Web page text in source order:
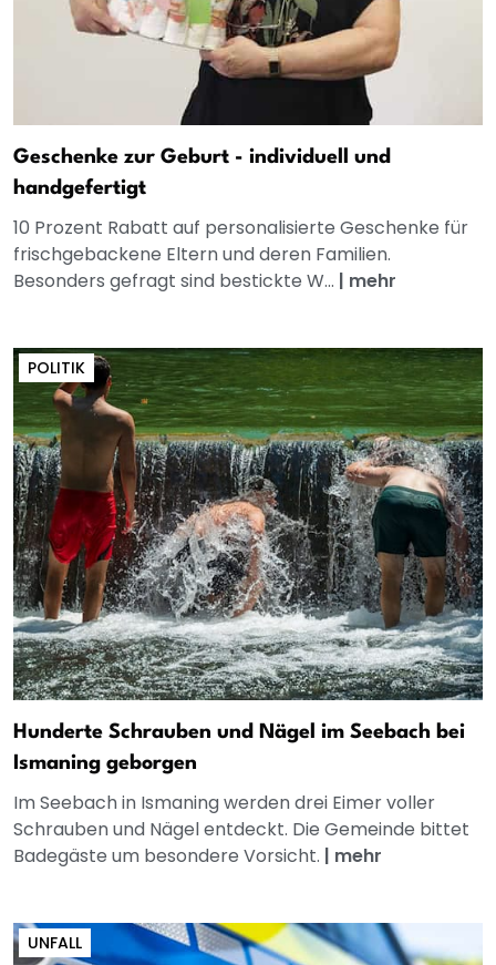
Geschenke zur Geburt - individuell und
handgefertigt
10 Prozent Rabatt auf personalisierte Geschenke für
frischgebackene Eltern und deren Familien.
Besonders gefragt sind bestickte W... | mehr
POLITIK
Hunderte Schrauben und Nägel im Seebach bei
Ismaning geborgen
Im Seebach in Ismaning werden drei Eimer voller
Schrauben und Nägel entdeckt. Die Gemeinde bittet
Badegäste um besondere Vorsicht. | mehr
UNFALL